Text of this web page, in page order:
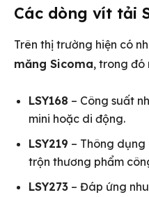
Các dòng vít tải
Trên thị trường hiện có
măng Sicoma, trong đó
LSY168 – Công suất
mini hoặc di động.
LSY219 – Thông
trộn thương phẩm
LSY273 – Đáp ứng